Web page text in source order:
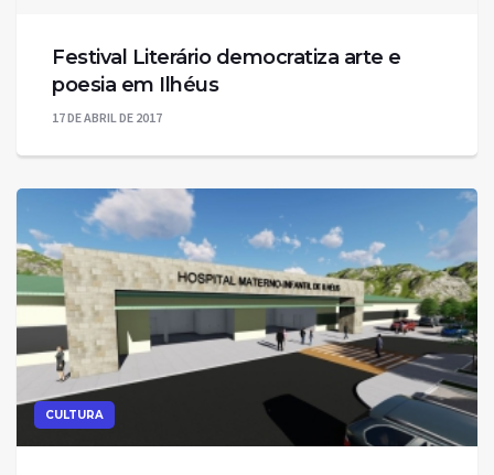
Festival Literário democratiza arte e
poesia em Ilhéus
17 DE ABRIL DE 2017
CULTURA